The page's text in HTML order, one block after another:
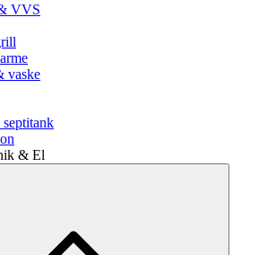
VVS
vaske
& El